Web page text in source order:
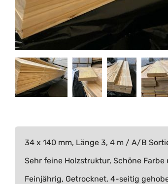
34 x 140 mm, Länge 3, 4 m / A/B
Sehr feine Holzstruktur, Schöne Farbe
Feinjährig, Getrocknet, 4-seitig